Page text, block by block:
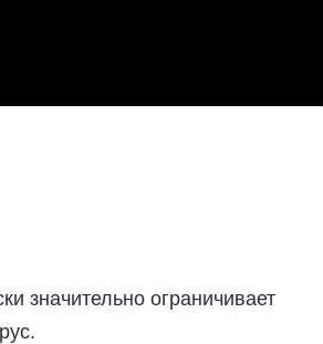
значительно ограничивает